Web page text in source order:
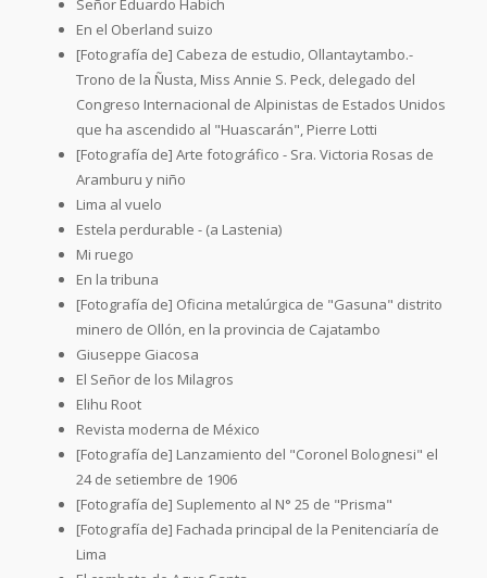
En el Oberland suizo
[Fotografía de] Cabeza de estudio, Ollantaytambo.-
Trono de la Ñusta, Miss Annie S. Peck, delegado del
Congreso Internacional de Alpinistas de Estados Unidos
que ha ascendido al "Huascarán", Pierre Lotti
[Fotografía de] Arte fotográfico - Sra. Victoria Rosas de
Aramburu y niño
Lima al vuelo
Estela perdurable - (a Lastenia)
Mi ruego
En la tribuna
[Fotografía de] Oficina metalúrgica de "Gasuna" distrito
minero de Ollón, en la provincia de Cajatambo
Giuseppe Giacosa
El Señor de los Milagros
Elihu Root
Revista moderna de México
[Fotografía de] Lanzamiento del "Coronel Bolognesi" el
24 de setiembre de 1906
[Fotografía de] Suplemento al N° 25 de "Prisma"
[Fotografía de] Fachada principal de la Penitenciaría de
Lima